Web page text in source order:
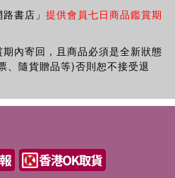
書店」 提供會員七日商品鑑賞期
內寄回，且商品必須是全新狀態
、隨貨贈品等)否則恕不接受退